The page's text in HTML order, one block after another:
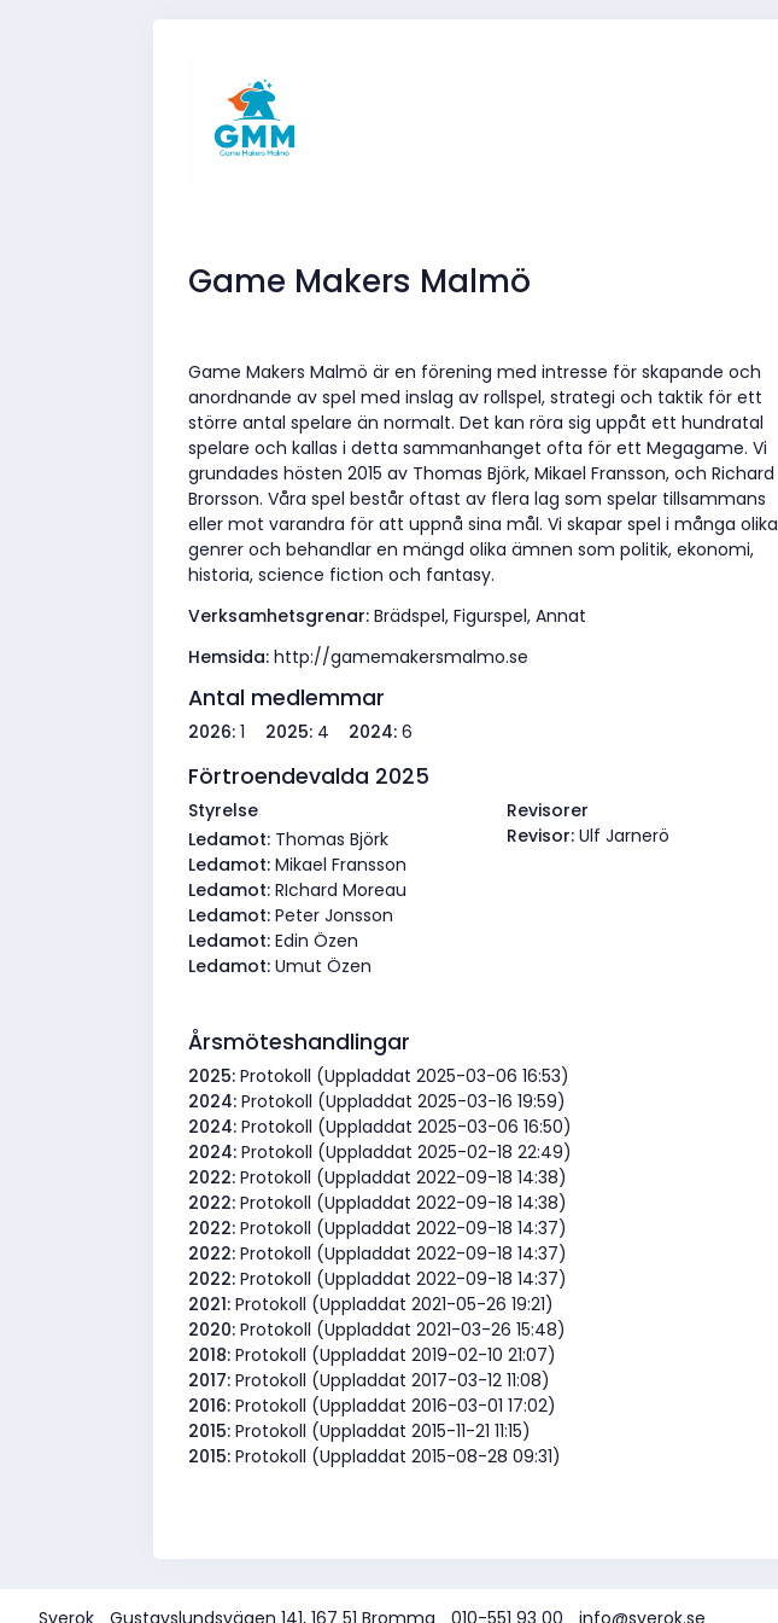
Game Makers Malmö
Game Makers Malmö är en förening med intresse för skapande och
anordnande av spel med inslag av rollspel, strategi och taktik för ett
större antal spelare än normalt. Det kan röra sig uppåt ett hundratal
spelare och kallas i detta sammanhanget ofta för ett Megagame. Vi
grundades hösten 2015 av Thomas Björk, Mikael Fransson, och Richard
Brorsson. Våra spel består oftast av flera lag som spelar tillsammans
eller mot varandra för att uppnå sina mål. Vi skapar spel i många olika
genrer och behandlar en mängd olika ämnen som politik, ekonomi,
historia, science fiction och fantasy.
Verksamhetsgrenar:Brädspel, Figurspel, Annat
Hemsida:http://gamemakersmalmo.se
Antal medlemmar
2026: 1 2025:4 2024:6
Förtroendevalda 2025
Styrelse
Ledamot: Thomas Björk
Ledamot:Mikael Fransson
Ledamot:RIchard Moreau
Ledamot:Peter Jonsson
Ledamot:Edin Özen
Ledamot:Umut Özen
Revisorer
Revisor:Ulf Jarnerö
Årsmöteshandlingar
2025:Protokoll (Uppladdat 2025-03-06 16:53)
2024:Protokoll (Uppladdat 2025-03-16 19:59)
2024:Protokoll (Uppladdat 2025-03-06 16:50)
2024:Protokoll (Uppladdat 2025-02-18 22:49)
2022:Protokoll (Uppladdat 2022-09-18 14:38)
2022:Protokoll (Uppladdat 2022-09-18 14:38)
2022:Protokoll (Uppladdat 2022-09-18 14:37)
2022:Protokoll (Uppladdat 2022-09-18 14:37)
2022:Protokoll (Uppladdat 2022-09-18 14:37)
2021:Protokoll (Uppladdat 2021-05-26 19:21)
2020:Protokoll (Uppladdat 2021-03-26 15:48)
2018:Protokoll (Uppladdat 2019-02-10 21:07)
2017:Protokoll (Uppladdat 2017-03-12 11:08)
2016:Protokoll (Uppladdat 2016-03-01 17:02)
2015:Protokoll (Uppladdat 2015-11-21 11:15)
2015:Protokoll (Uppladdat 2015-08-28 09:31)
Sverok Gustavslundsvägen 141, 167 51 Bromma 010-551 93 00 info@sverok.se